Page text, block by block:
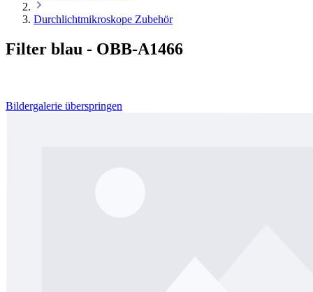
Durchlichtmikroskope Zubehör
Filter blau - OBB-A1466
Bildergalerie überspringen